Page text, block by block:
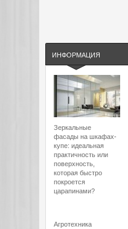
ИНФОРМАЦИЯ
Зеркальные
фасады на шкафах-
купе: идеальная
практичность или
поверхность,
которая быстро
покроется
царапинами?
Агротехника